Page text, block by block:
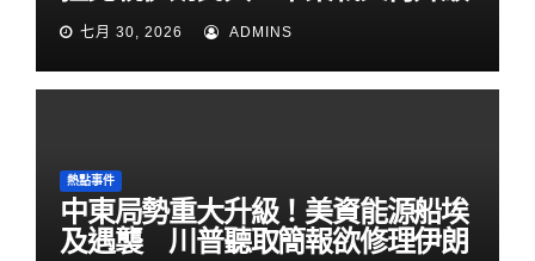
七月 30, 2026 ADMINS
熱點事件
中東局勢重大升級！美資能源船埃
及遇襲 川普聽取簡報欲修理伊朗